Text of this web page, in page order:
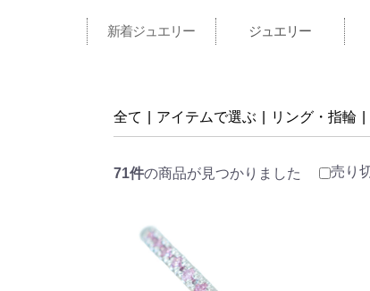
新着ジュエリー ジュエリー
全て アイテムで選ぶ リング・指輪
71件の商品が見つかりました 売り